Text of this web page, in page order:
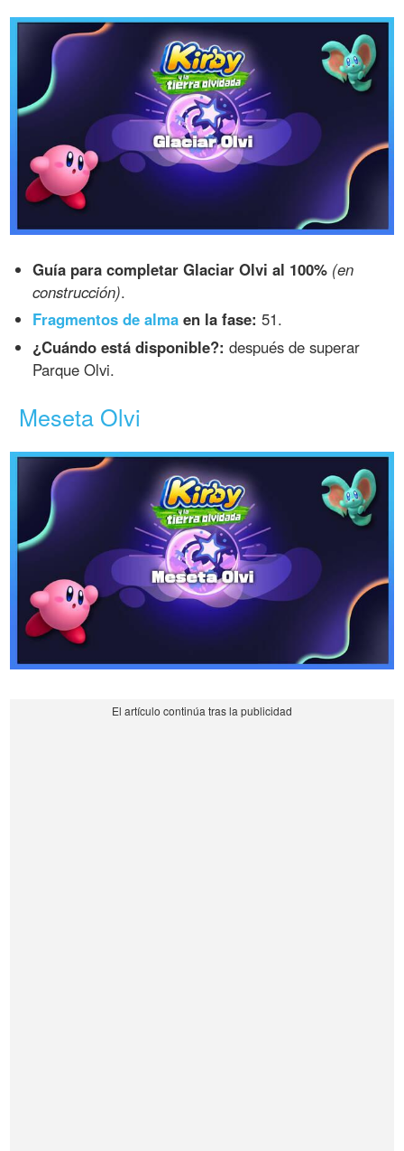
Guía para completar Glaciar Olvi al 100% (en
construcción).
Fragmentos de alma en la fase: 51.
¿Cuándo está disponible?: después de superar
Parque Olvi.
Meseta Olvi